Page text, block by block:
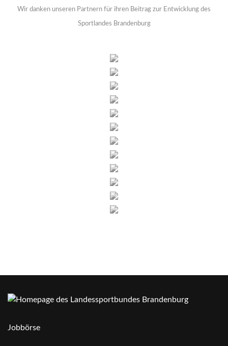
Wir danken unseren Partnern für ihren Beitrag zur Entwicklung des
Sportlandes Brandenburg
Jobbörse